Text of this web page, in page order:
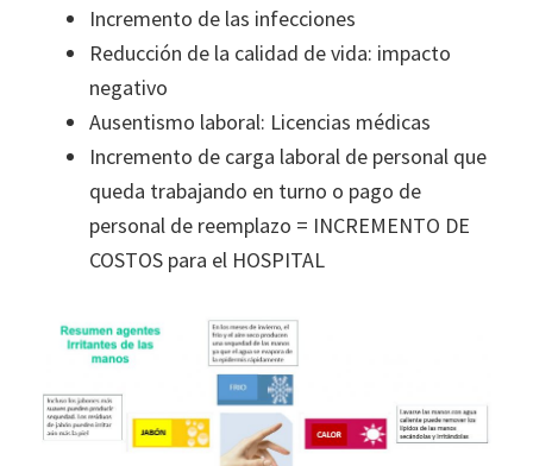
Incremento de las infecciones
Reducción de la calidad de vida: impacto
negativo
Ausentismo laboral: Licencias médicas
Incremento de carga laboral de personal que
queda trabajando en turno o pago de
personal de reemplazo = INCREMENTO DE
COSTOS para el HOSPITAL